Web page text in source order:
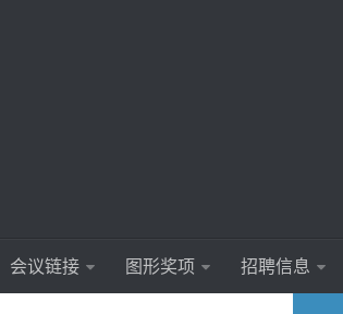
会议链接 图形奖项 招聘信息